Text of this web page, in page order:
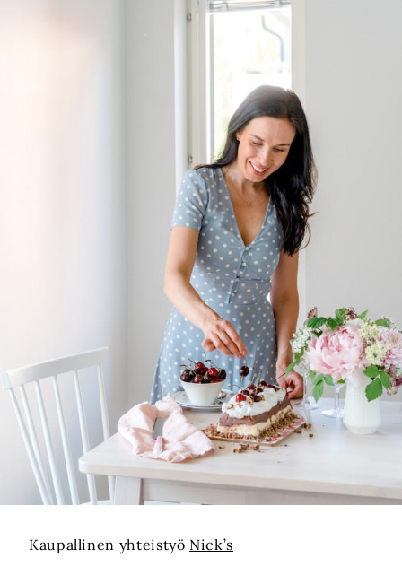
Kaupallinen yhteistyö Nick’s